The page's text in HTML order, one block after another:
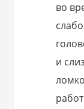
во
и